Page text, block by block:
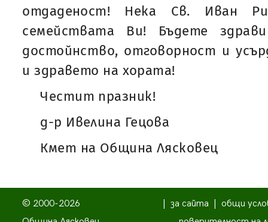
отдаденост! Нека Св. Иван
семействата Ви! Бъдете
достойнство, отговорност и
и здравето на хората!
Честит празник!
д-р Ивелина Гецова
Кмет на Община Лясковец
© 2000-2026
за сайта
общи